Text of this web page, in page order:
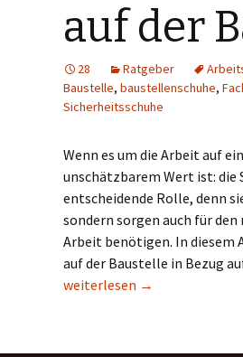
auf der
28 Ratgeber
Baustelle, baustellenschuhe,
Sicherheitsschuhe
Wenn es um die Arbeit auf
unschätzbarem Wert ist: die
entscheidende Rolle, denn
sondern sorgen auch für
Arbeit benötigen. In diesem
auf der Baustelle in Bezug
Baustellenschuhe für
weiterlesen →